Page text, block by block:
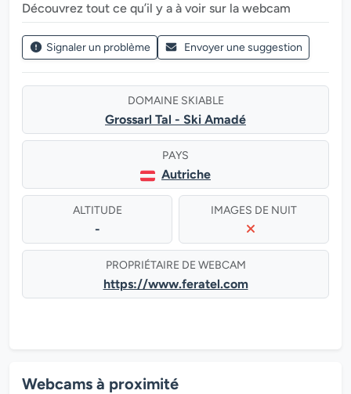
Découvrez tout ce qu’il y a à voir sur la webcam
Signaler un problème Envoyer une suggestion
DOMAINE SKIABLE
Grossarl Tal - Ski Amadé
PAYS
Autriche
ALTITUDE
-
IMAGES DE NUIT
PROPRIÉTAIRE DE WEBCAM
https://www.feratel.com
Webcams à proximité